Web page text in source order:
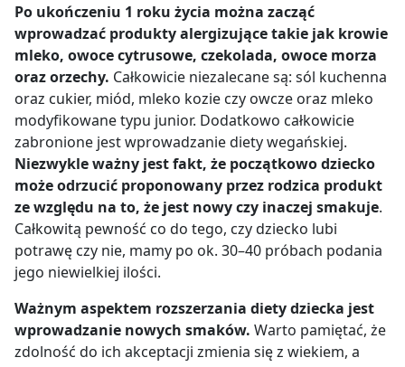
Po ukończeniu 1 roku życia można zacząć
wprowadzać produkty alergizujące takie jak krowie
mleko, owoce cytrusowe, czekolada, owoce morza
oraz orzechy. Całkowicie niezalecane są: sól kuchenna
oraz cukier, miód, mleko kozie czy owcze oraz mleko
modyfikowane typu junior. Dodatkowo całkowicie
zabronione jest wprowadzanie diety wegańskiej.
Niezwykle ważny jest fakt, że początkowo dziecko
może odrzucić proponowany przez rodzica produkt
ze względu na to, że jest nowy czy inaczej smakuje.
Całkowitą pewność co do tego, czy dziecko lubi
potrawę czy nie, mamy po ok. 30–40 próbach podania
jego niewielkiej ilości.
Ważnym aspektem rozszerzania diety dziecka jest
wprowadzanie nowych smaków. Warto pamiętać, że
zdolność do ich akceptacji zmienia się z wiekiem, a